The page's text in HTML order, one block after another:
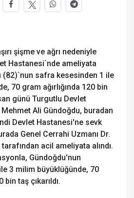
şişme ve ağrı nedeniyle
Hastanesi`nde ameliyata
(82)`nun safra kesesinden 1 ile
70 gram ağırlığında 120 bin
günü Turgutlu Devlet
Ali Gündoğdu, buradan
Devlet Hastanesi'ne sevk
Genel Cerrahi Uzmanı Dr.
acil ameliyata alındı.
Gündoğdu'nun
3 milim büyüklüğünde, 70
bin taş çıkarıldı.